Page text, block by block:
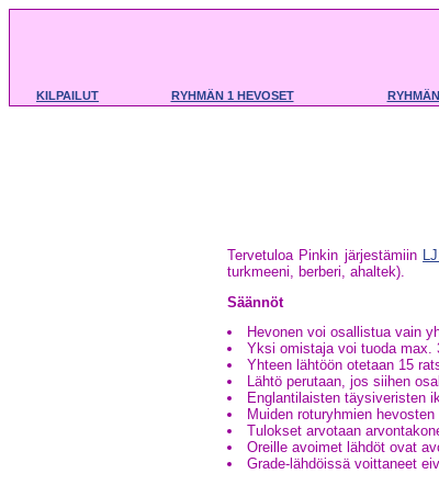
KILPAILUT RYHMÄN 1 HEVOSET
Tervetuloa Pinkin järjestämiin
turkmeeni, berberi, ahaltek).
Säännöt
Hevonen voi osallistua vain
Yksi omistaja voi tuoda max.
Yhteen lähtöön otetaan 15
Lähtö perutaan, jos siihen
Englantilaisten täysiveristen
Muiden roturyhmien
Tulokset arvotaan
Oreille avoimet lähdöt ovat
Grade-lähdöissä voittaneet